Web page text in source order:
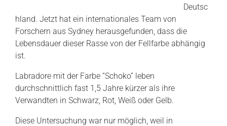
Deutsc
hland. Jetzt hat ein internationales Team von
Forschern aus Sydney herausgefunden, dass die
Lebensdauer dieser Rasse von der Fellfarbe abhängig
ist.
Labradore mit der Farbe “Schoko” leben
durchschnittlich fast 1,5 Jahre kürzer als ihre
Verwandten in Schwarz, Rot, Weiß oder Gelb.
Diese Untersuchung war nur möglich, weil in